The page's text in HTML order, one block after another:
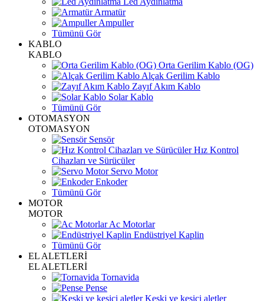
Armatür
Ampuller
Tümünü Gör
KABLO
KABLO
Orta Gerilim Kablo (OG)
Alçak Gerilim Kablo
Zayıf Akım Kablo
Solar Kablo
Tümünü Gör
OTOMASYON
OTOMASYON
Sensör
Hız Kontrol
Cihazları ve Sürücüler
Servo Motor
Enkoder
Tümünü Gör
MOTOR
MOTOR
Ac Motorlar
Endüstriyel Kaplin
Tümünü Gör
EL ALETLERİ
EL ALETLERİ
Tornavida
Pense
Keski ve kesici aletler